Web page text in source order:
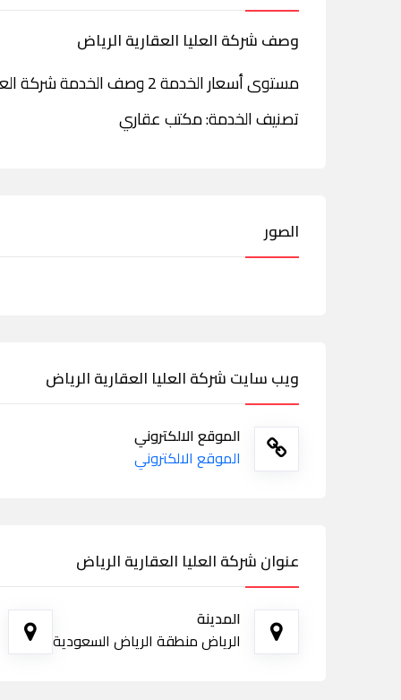
وصف شركة العليا العقارية الرياض
مستوى أسعار الخدمة 2 وصف الخدمة شركة العليا العقارية العنوان الرياض شارع التخصصي
تصنيف الخدمة: مكتب عقاري
الصور
ويب سايت شركة العليا العقارية الرياض
الموقع الالكتروني
الموقع الالكتروني
عنوان شركة العليا العقارية الرياض
المدينة
الرياض منطقة الرياض السعودية